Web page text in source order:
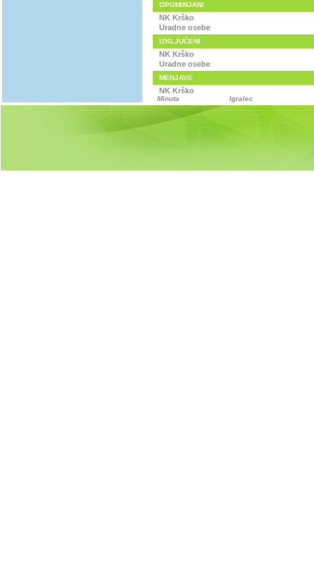
OPOMINJANI
NK Krško
Uradne osebe
IZKLJUČENI
NK Krško
Uradne osebe
MENJAVE
NK Krško
Minuta Igralec